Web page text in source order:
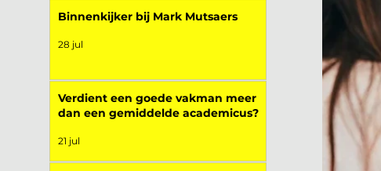
Binnenkijker bij Mark Mutsaers
28 jul
Verdient een goede vakman meer
dan een gemiddelde academicus?
21 jul